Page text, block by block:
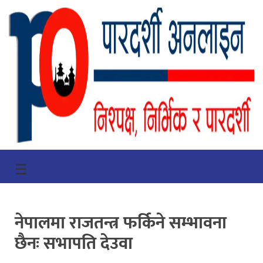
गृहपृष्ठ
भिडियो
प्रमुख
खबर
समाचार
☰
नेपालमा राजतन्त्र फर्किने सम्भावना
छैनः सभापति देउवा